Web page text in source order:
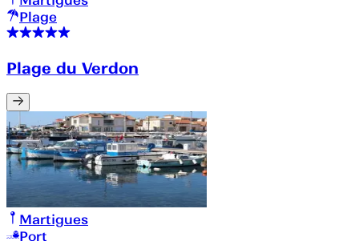
Plage
Plage du Verdon
Martigues
Port